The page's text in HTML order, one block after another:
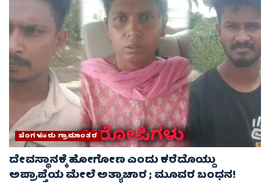
ಬೆಂಗಳೂರು ಗ್ರಾಮಾಂತರ
ದೇವಸ್ಥಾನಕ್ಕೆ ಹೋಗೋಣ ಎಂದು ಕರೆದೊಯ್ದು
ಅಪ್ರಾಪ್ತೆಯ ಮೇಲೆ ಅತ್ಯಾಚಾರ ; ಮೂವರ ಬಂಧನ!